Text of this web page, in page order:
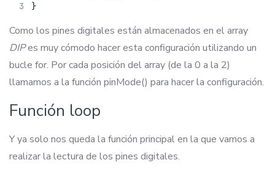
}
Como los pines digitales están almacenados en el array
DIPes muy cómodo hacer esta configuración utilizando un
bucle for. Por cada posición del array (de la 0 a la 2)
llamamos a la función pinMode() para hacer la configuración.
Función loop
Y ya solo nos queda la función principal en la que vamos a
realizar la lectura de los pines digitales.